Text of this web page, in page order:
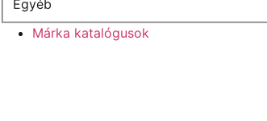
Egyéb
Márka katalógusok